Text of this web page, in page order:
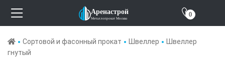
О компании
Аренастрой
Металлопрокат Москва
0
Сортовой и фасонный прокат Швеллер
Швеллер
гнутый